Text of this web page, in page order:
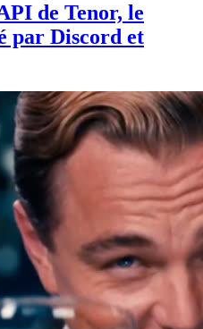
de Tenor, le
par Discord et